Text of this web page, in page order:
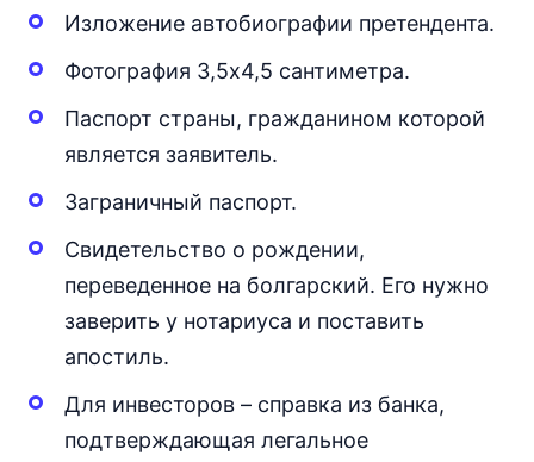
Изложение автобиографии претендента.
Фотография 3,5х4,5 сантиметра.
Паспорт страны, гражданином которой
является заявитель.
Заграничный паспорт.
Свидетельство о рождении,
переведенное на болгарский. Его нужно
заверить у нотариуса и поставить
апостиль.
Для инвесторов – справка из банка,
подтверждающая легальное